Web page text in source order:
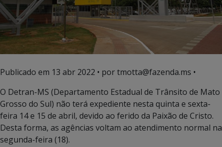
Publicado em 13 abr 2022 • por tmotta@fazenda.ms •
O Detran-MS (Departamento Estadual de Trânsito de Mato
Grosso do Sul) não terá expediente nesta quinta e sexta-
feira 14 e 15 de abril, devido ao ferido da Paixão de Cristo.
Desta forma, as agências voltam ao atendimento normal na
segunda-feira (18).